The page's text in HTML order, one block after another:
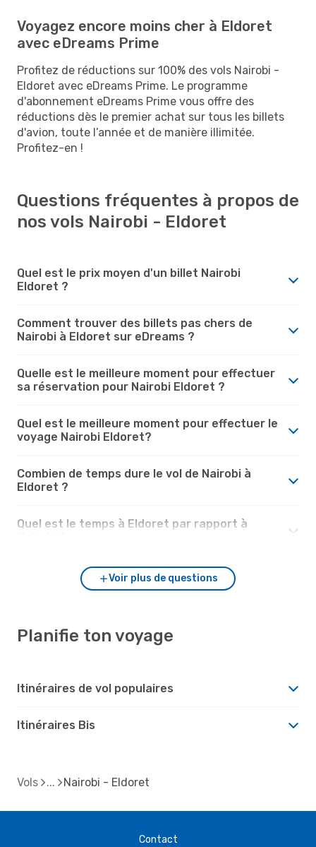
Voyagez encore moins cher à Eldoret
avec eDreams Prime
Profitez de réductions sur 100% des vols Nairobi -
Eldoret avec eDreams Prime. Le programme
d'abonnement eDreams Prime vous offre des
réductions dès le premier achat sur tous les billets
d'avion, toute l’année et de manière illimitée.
Profitez-en !
Questions fréquentes à propos de
nos vols Nairobi - Eldoret
Quel est le prix moyen d'un billet Nairobi
Eldoret ?
Comment trouver des billets pas chers de
Nairobi à Eldoret sur eDreams ?
Quelle est le meilleure moment pour effectuer
sa réservation pour Nairobi Eldoret ?
Quel est le meilleure moment pour effectuer le
voyage Nairobi Eldoret?
Combien de temps dure le vol de Nairobi à
Eldoret ?
Quel est le temps à Eldoret par rapport à
Voir plus de questions
Planifie ton voyage
Itinéraires de vol populaires
Itinéraires Bis
Vols Nairobi - Eldoret
Contact